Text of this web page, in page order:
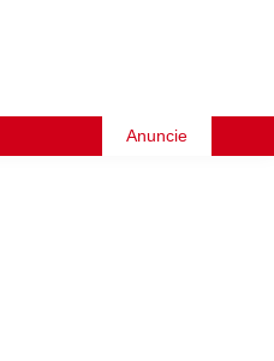
Anuncie